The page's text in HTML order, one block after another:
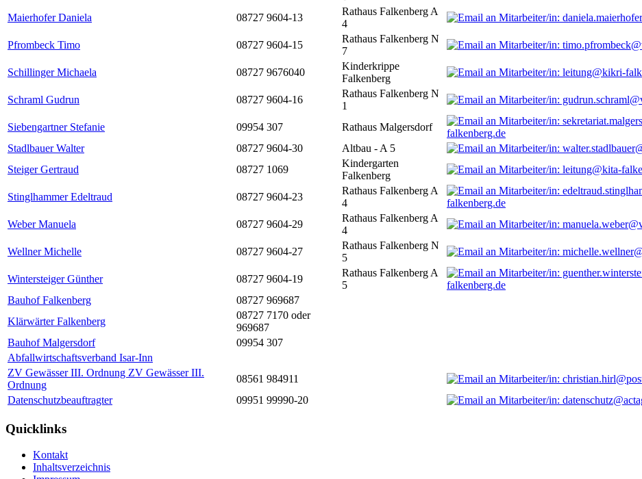
Maierhofer Daniela 08727 9604-13
Rathaus Falkenberg A
4
Pfrombeck Timo 08727 9604-15
Rathaus Falkenberg N
7
Schillinger Michaela 08727 9676040
Kinderkrippe
Falkenberg
Schraml Gudrun 08727 9604-16
Rathaus Falkenberg N
1
Siebengartner Stefanie 09954 307 Rathaus Malgersdorf
falkenberg.de
Stadlbauer Walter
08727 9604-30 Altbau - A 5
Steiger Gertraud
08727 1069
Kindergarten
Falkenberg
Stinglhammer Edeltraud 08727 9604-23
Rathaus Falkenberg A
4
falkenberg.de
Weber Manuela
08727 9604-29
Rathaus Falkenberg A
4
Wellner Michelle 08727 9604-27
Rathaus Falkenberg N
5
Wintersteiger Günther 08727 9604-19
Rathaus Falkenberg A
5
falkenberg.de
Bauhof Falkenberg
08727 969687
Klärwärter Falkenberg
08727 7170 oder
969687
Bauhof Malgersdorf
09954 307
Abfallwirtschaftsverband Isar-Inn
ZV Gewässer III. Ordnung ZV Gewässer III.
Ordnung
08561 984911
Datenschutzbeauftragter
09951 99990-20
Quicklinks
Kontakt
Inhaltsverzeichnis